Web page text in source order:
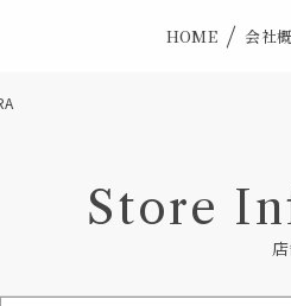
HOME 会社
Store